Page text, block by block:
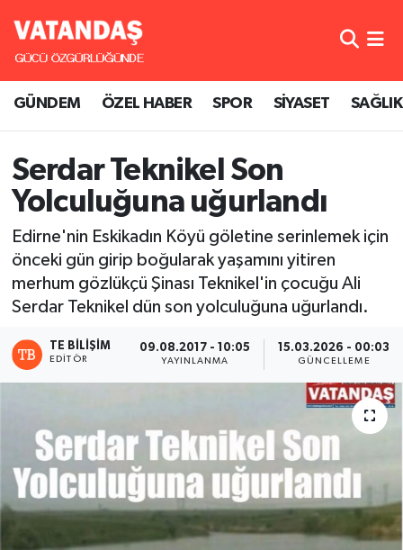
GÜNDEM ÖZEL HABER SPOR SİYASET SAĞLIK
Serdar Teknikel Son
Yolculuğuna uğurlandı
Edirne'nin Eskikadın Köyü göletine serinlemek için
önceki gün girip boğularak yaşamını yitiren
merhum gözlükçü Şinası Teknikel'in çocuğu Ali
Serdar Teknikel dün son yolculuğuna uğurlandı.
TE BILIŞIM
EDITÖR
09.08.2017 - 10:05
YAYINLANMA
15.03.2026 - 00:03
GÜNCELLEME
GÜNDEM
SPOR
SİYASET
SAĞLIK
Hava Durumu
Süper Lig Puan Durumu ve Fikstür
Tüm Manşetler
Son Dakika Haberleri
Haber Arşivi